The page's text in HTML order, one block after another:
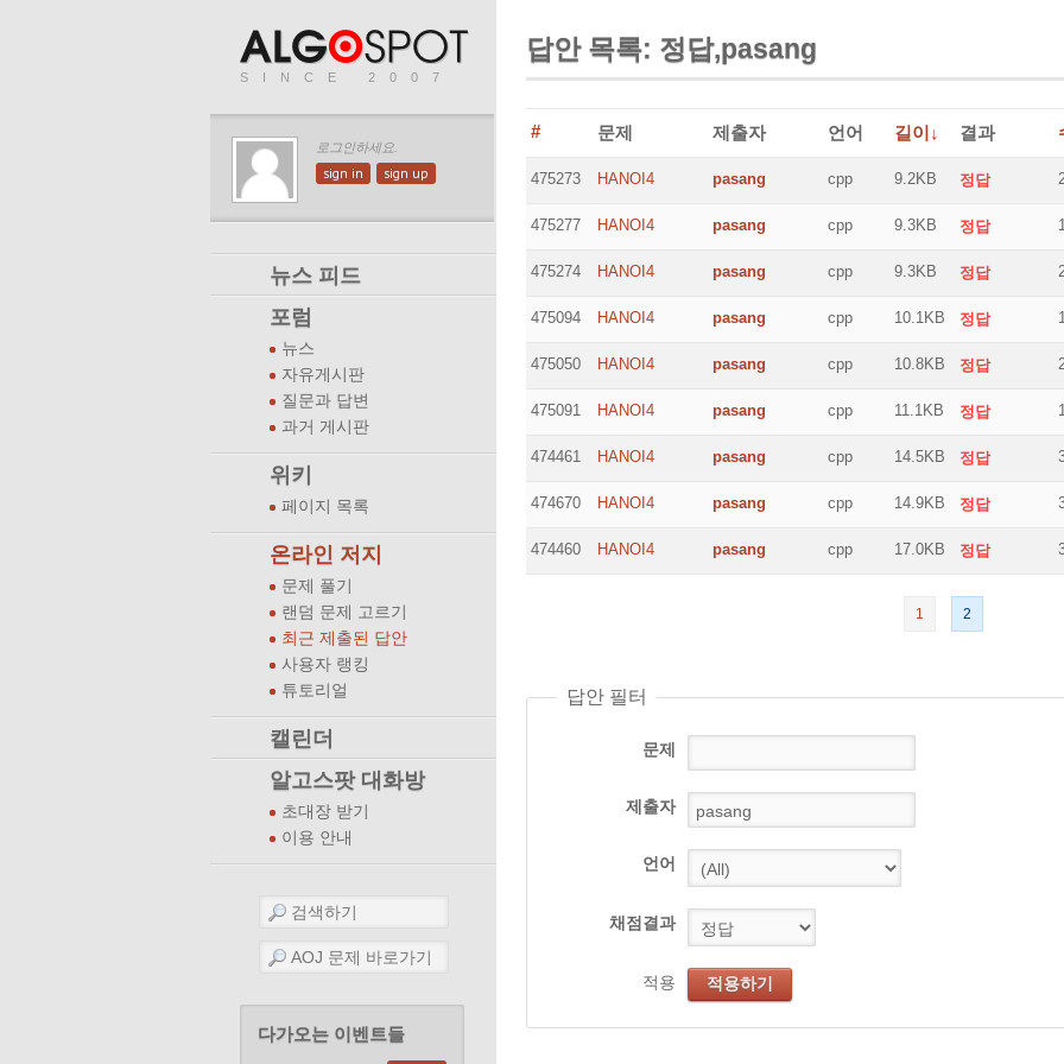
SINCE 2007
로그인하세요.
sign in sign up
뉴스 피드
포럼
뉴스
자유게시판
질문과 답변
과거 게시판
위키
페이지 목록
온라인 저지
문제 풀기
랜덤 문제 고르기
최근 제출된 답안
사용자 랭킹
튜토리얼
캘린더
알고스팟 대화방
초대장 받기
이용 안내
다가오는 이벤트들
답안 목록: 정답,pasang
# 문제 제출자 언어 길이↓ 결과
475273 HANOI4 pasang cpp 9.2KB 정답
475277 HANOI4 pasang cpp 9.3KB 정답
475274 HANOI4 pasang cpp 9.3KB 정답
475094 HANOI4 pasang cpp 10.1KB 정답
475050 HANOI4 pasang cpp 10.8KB 정답
475091 HANOI4 pasang cpp 11.1KB 정답
474461 HANOI4 pasang cpp 14.5KB 정답
474670 HANOI4 pasang cpp 14.9KB 정답
474460 HANOI4 pasang cpp 17.0KB 정답
1 2
답안 필터
문제
제출자
언어
채점결과
적용 적용하기